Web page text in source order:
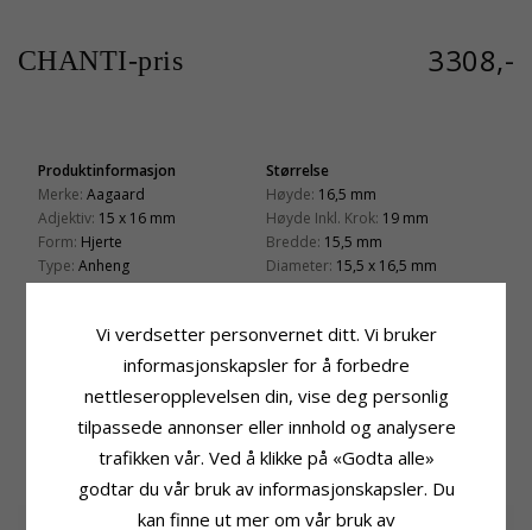
CHANTI-pris 3308,-
Produktinformasjon
Merke: Aagaard
Adjektiv: 15 x 16 mm
Form: Hjerte
Type: Anheng
Edelmetall:8 Karat
Størrelse
Høyde: 16,5 mm
Høyde Inkl. Krok: 19 mm
Bredde: 15,5 mm
Diameter: 15,5 x 16,5 mm
Leveringstid:
Ca. 5-10 Hverdager
Passer Til Gullkjede Med Bredde
Venezia Max:
2,0 mm
KUNDER KJØPER OGSÅ
Vi verdsetter personvernet ditt. Vi bruker
informasjonskapsler for å forbedre
nettleseropplevelsen din, vise deg personlig
tilpassede annonser eller innhold og analysere
trafikken vår. Ved å klikke på «Godta alle»
godtar du vår bruk av informasjonskapsler. Du
kan finne ut mer om vår bruk av